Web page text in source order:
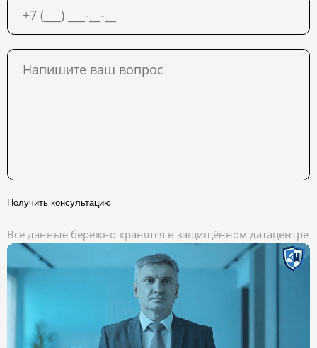
Получить консультацию
Все данные бережно хранятся в защищённом датацентре